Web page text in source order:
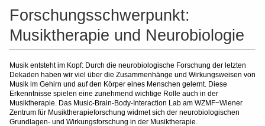
Forschungsschwerpunkt:
Musiktherapie und Neurobiologie
Musik entsteht im Kopf: Durch die neurobiologische Forschung der letzten
Dekaden haben wir viel über die Zusammenhänge und Wirkungsweisen von
Musik im Gehirn und auf den Körper eines Menschen gelernt. Diese
Erkenntnisse spielen eine zunehmend wichtige Rolle auch in der
Musiktherapie. Das Music-Brain-Body-Interaction Lab am WZMF−Wiener
Zentrum für Musiktherapieforschung widmet sich der neurobiologischen
Grundlagen- und Wirkungsforschung in der Musiktherapie.